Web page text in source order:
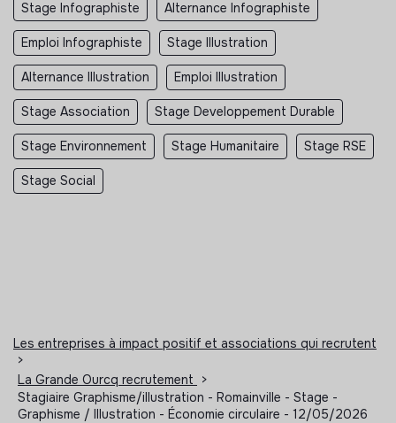
Stage Infographiste Alternance Infographiste
Emploi Infographiste Stage Illustration
Alternance Illustration Emploi Illustration
Stage Association Stage Developpement Durable
Stage Environnement Stage Humanitaire Stage RSE
Stage Social
Les entreprises à impact positif et associations qui recrutent
>
La Grande Ourcq recrutement
>
Stagiaire Graphisme/illustration - Romainville - Stage -
Graphisme / Illustration - Économie circulaire - 12/05/2026